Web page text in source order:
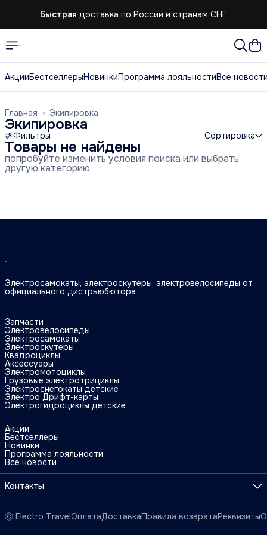
Быстрая доставка по России и странам СНГ
АкцииБестселлерыНовинкиПрограмма лояльностиВсе
Экипировка
Главная ›
Экипировка
Фильтры Сортировка
Товары не найдены
попробуйте изменить условия поиска или выбрать
другую категорию
Электросамокаты, электроскутеры, электровелосипеды от
официального дистрьюбютора
Запчасти
Электровелосипеды
Электросамокаты
Электроскутеры
Квадроциклы
Аксессуары
Электромотоциклы
Грузовые электротрициклы
Электроснегокаты детские
Электро Дрифт-карты
Электрогидроциклы детские
Акции
Бестселлеры
Новинки
Программа лояльности
Все новости
Контакты
Телефон
ⓒ Electro TravelОплатаДоставкаПравила возвратаРеквизиты